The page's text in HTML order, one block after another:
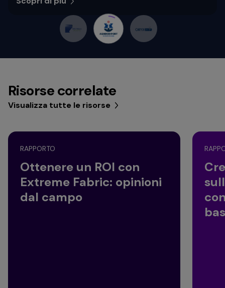
Risorse correlate
Visualizza tutte le risorse
RAPPORTO
Ottenere un ROI con
Extreme Fabric: opinioni
dal campo